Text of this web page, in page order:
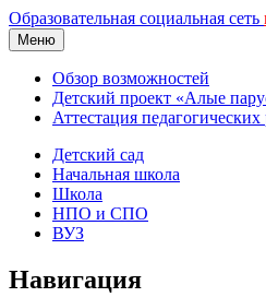
Образовательная социальная сеть
Меню
Обзор возможностей
Детский проект «Алые
Аттестация педагогических
Детский сад
Начальная школа
Школа
НПО и СПО
ВУЗ
Навигация